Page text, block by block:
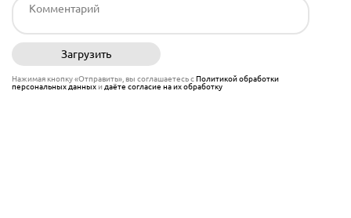
Загрузить
Нажимая кнопку «Отправить», вы соглашаетесь сПолитикой обработки
персональных данныхи даёте согласие на их обработку